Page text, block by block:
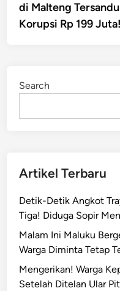
di Malteng
Korupsi Rp 199 Juta!
Search
Artikel Terbaru
Detik-Detik Angkot
Tiga! Diduga Sopir
Malam Ini Maluku
Warga Diminta Tetap
Mengerikan! Warga
Setelah Ditelan Ular